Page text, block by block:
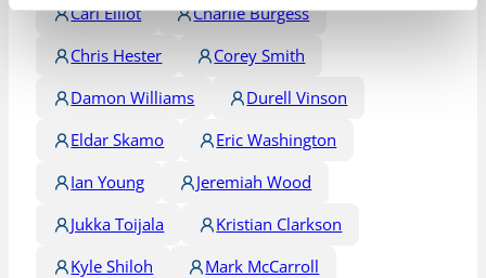
Carl Elliot
Charlie Burgess
Chris Hester
Corey Smith
Damon Williams
Durell Vinson
Eldar Skamo
Eric Washington
Ian Young
Jeremiah Wood
Jukka Toijala
Kristian Clarkson
Kyle Shiloh
Mark McCarroll